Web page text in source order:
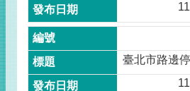
臺北市路邊